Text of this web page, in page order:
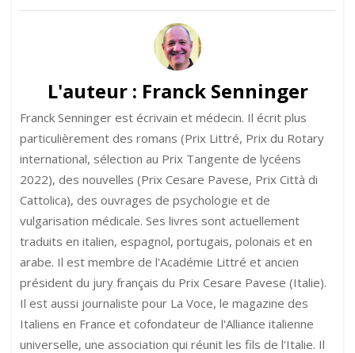
dans
Le
Tribunal
du
net
sur
« L’ail
et
ses
bienfaits »
L'auteur : Franck Senninger
Franck Senninger est écrivain et médecin. Il écrit plus
particulièrement des romans (Prix Littré, Prix du Rotary
international, sélection au Prix Tangente de lycéens
2022), des nouvelles (Prix Cesare Pavese, Prix Città di
Cattolica), des ouvrages de psychologie et de
vulgarisation médicale. Ses livres sont actuellement
traduits en italien, espagnol, portugais, polonais et en
arabe. Il est membre de l'Académie Littré et ancien
président du jury français du Prix Cesare Pavese (Italie).
Il est aussi journaliste pour La Voce, le magazine des
Italiens en France et cofondateur de l'Alliance italienne
universelle, une association qui réunit les fils de l'Italie. Il